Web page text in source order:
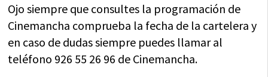
Ojo siempre que consultes la programación de
Cinemancha comprueba la fecha de la cartelera y
en caso de dudas siempre puedes llamar al
teléfono 926 55 26 96 de Cinemancha.